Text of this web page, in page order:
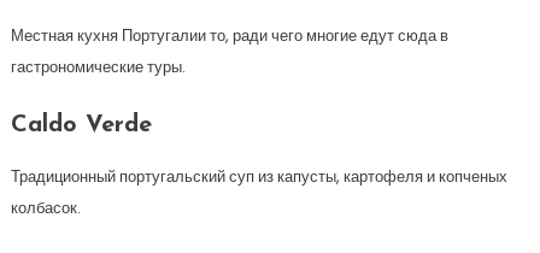
Местная кухня Португалии то, ради чего многие едут сюда в
гастрономические туры.
Caldo Verde
Традиционный португальский суп из капусты, картофеля и копченых
колбасок.